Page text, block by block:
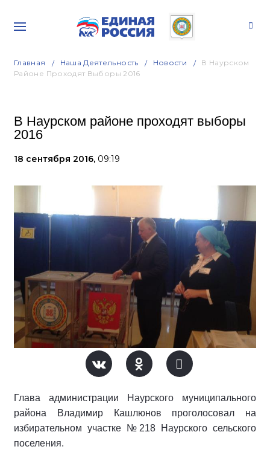
Главная Наша Деятельность Новости
В Наурском
Районе Проходят Выборы 2016
В Наурском районе проходят выборы
2016
18 сентября 2016, 09:19
Глава администрации Наурского муниципального
района Владимир Кашлюнов проголосовал на
избирательном участке №218 Наурского сельского
поселения.